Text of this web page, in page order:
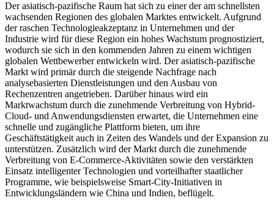
Der asiatisch-pazifische Raum hat sich zu einer der am schnellsten
wachsenden Regionen des globalen Marktes entwickelt. Aufgrund
der raschen Technologieakzeptanz in Unternehmen und der
Industrie wird für diese Region ein hohes Wachstum prognostiziert,
wodurch sie sich in den kommenden Jahren zu einem wichtigen
globalen Wettbewerber entwickeln wird. Der asiatisch-pazifische
Markt wird primär durch die steigende Nachfrage nach
analysebasierten Dienstleistungen und den Ausbau von
Rechenzentren angetrieben. Darüber hinaus wird ein
Marktwachstum durch die zunehmende Verbreitung von Hybrid-
Cloud- und Anwendungsdiensten erwartet, die Unternehmen eine
schnelle und zugängliche Plattform bieten, um ihre
Geschäftstätigkeit auch in Zeiten des Wandels und der Expansion zu
unterstützen. Zusätzlich wird der Markt durch die zunehmende
Verbreitung von E-Commerce-Aktivitäten sowie den verstärkten
Einsatz intelligenter Technologien und vorteilhafter staatlicher
Programme, wie beispielsweise Smart-City-Initiativen in
Entwicklungsländern wie China und Indien, beflügelt.